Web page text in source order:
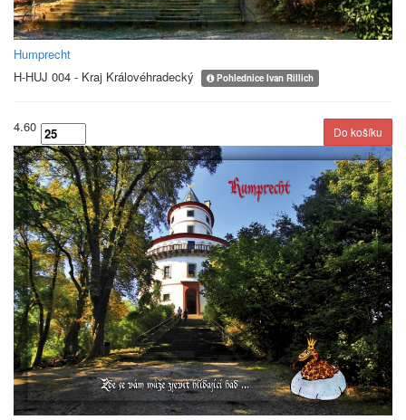
Humprecht
H-HUJ 004 - Kraj Královéhradecký
Pohlednice Ivan Rillich
4.60